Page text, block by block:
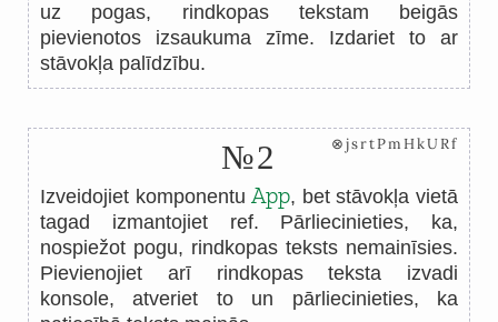
uz pogas, rindkopas tekstam beigās
pievienotos izsaukuma zīme. Izdariet to ar
stāvokļa palīdzību.
№2 ⊗jsrtPmHkURf
Izveidojiet komponentuApp, bet stāvokļa vietā
tagad izmantojiet ref. Pārliecinieties, ka,
nospiežot pogu, rindkopas teksts nemainīsies.
Pievienojiet arī rindkopas teksta izvadi
konsole, atveriet to un pārliecinieties, ka